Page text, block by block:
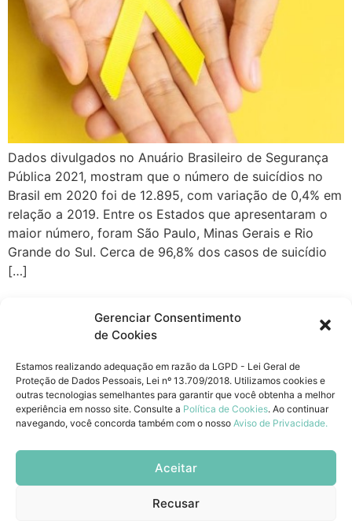
Gerenciar Consentimento
de Cookies
Estamos realizando adequação em razão da LGPD - Lei Geral de
Proteção de Dados Pessoais, Lei nº 13.709/2018. Utilizamos cookies e
outras tecnologias semelhantes para garantir que você obtenha a melhor
experiência em nosso site. Consulte a Política de Cookies. Ao continuar
navegando, você concorda também com o nosso Aviso de Privacidade.
Aceitar
Recusar
Dados divulgados no Anuário Brasileiro de Segurança
Pública 2021, mostram que o número de suicídios no
Brasil em 2020 foi de 12.895, com variação de 0,4% em
relação a 2019. Entre os Estados que apresentaram o
maior número, foram São Paulo, Minas Gerais e Rio
Grande do Sul. Cerca de 96,8% dos casos de suicídio
[…]
Av. Theodomiro Porto da Fonseca, 99
Centro | São Leopoldo-RS
Unidade Esteio
Centro | Esteio-RS